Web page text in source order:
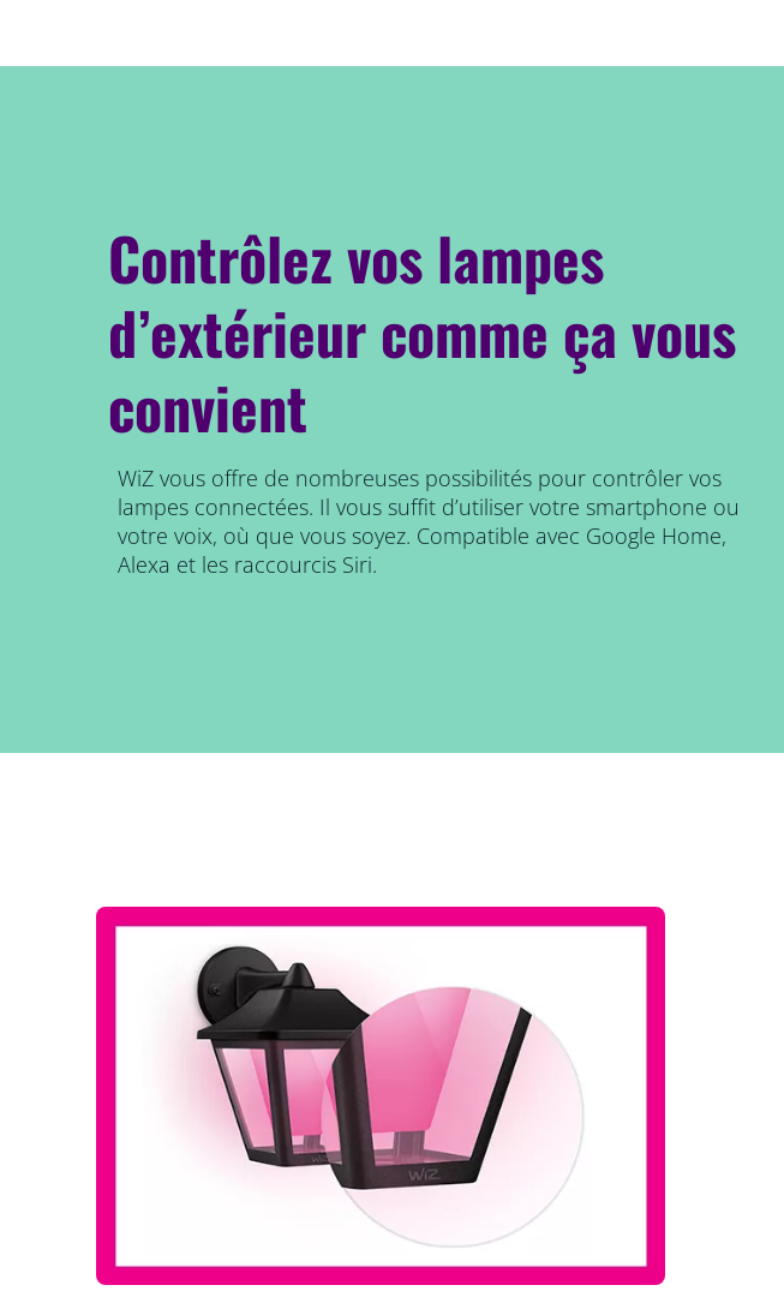
Contrôlez vos lampes
d’extérieur comme ça vous
convient
WiZ vous offre de nombreuses possibilités pour contrôler vos
lampes connectées. Il vous suffit d’utiliser votre smartphone ou
votre voix, où que vous soyez. Compatible avec Google Home,
Alexa et les raccourcis Siri.